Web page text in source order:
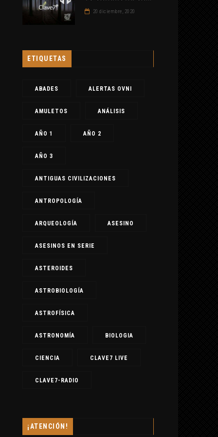
20 diciembre, 2020
ETIQUETAS
ABADES ALERTAS OVNI
AMULETOS ANÁLISIS
AÑO 1 AÑO 2
AÑO 3
ANTIGUAS CIVILIZACIONES
ANTROPOLOGÍA
ARQUEOLOGÍA ASESINO
ASESINOS EN SERIE
ASTEROIDES
ASTROBIOLOGÍA
ASTROFÍSICA
ASTRONOMÍA BIOLOGIA
CIENCIA CLAVE7 LIVE
CLAVE7-RADIO
¡ATENCIÓN!